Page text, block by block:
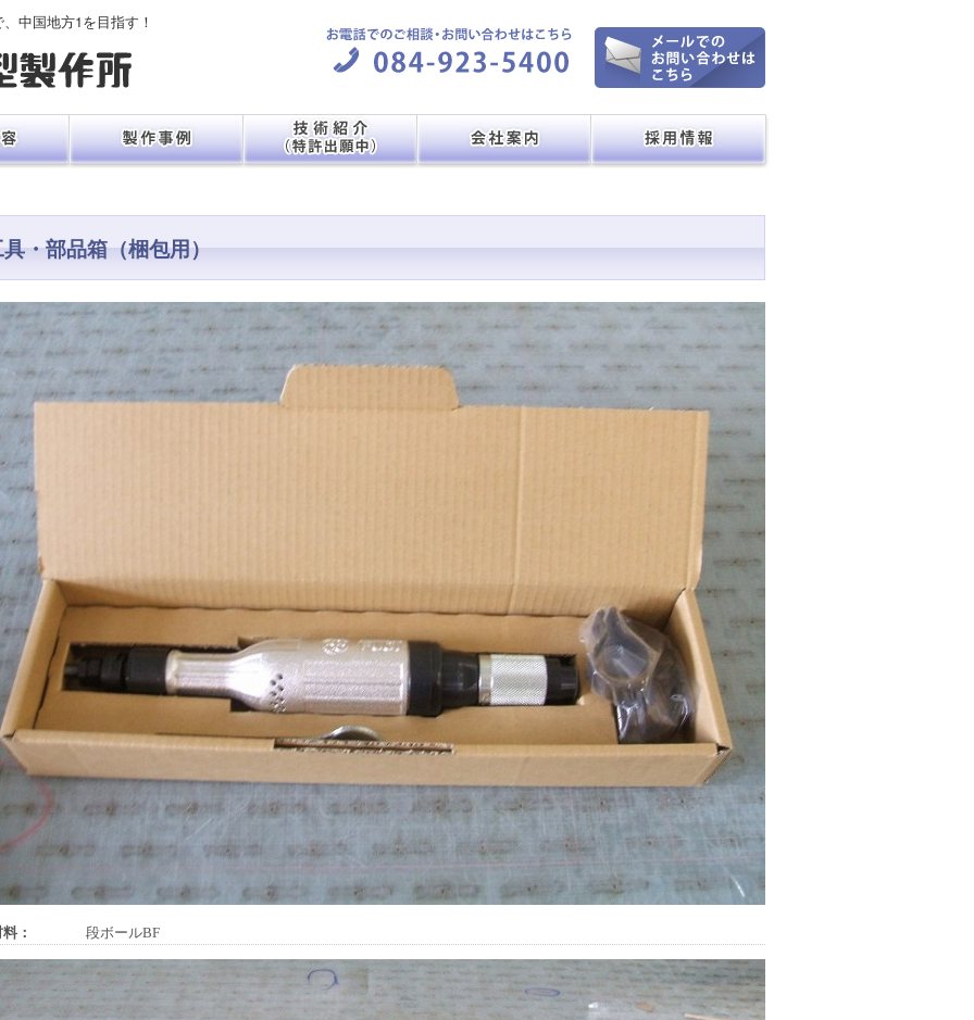
中国地方1を目指す！
・部品箱（梱包用）
： 段ボールBF